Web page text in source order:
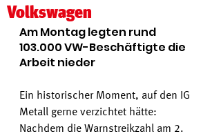
Volkswagen
Am Montag legten rund
103.000 VW-Beschäftigte die
Arbeit nieder
Ein historischer Moment, auf den IG
Metall gerne verzichtet hätte:
Nachdem die Warnstreikzahl am 2.